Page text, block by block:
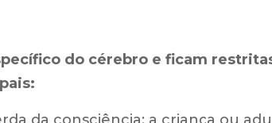
do cérebro e ficam